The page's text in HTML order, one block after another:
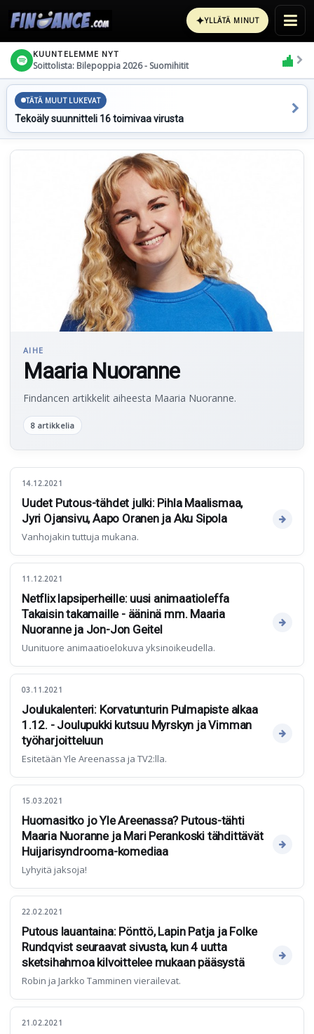
✦YLLÄTÄ MINUT
KUUNTELEMME NYT
Soittolista: Bilepoppia 2026 - Suomihitit
TÄTÄ MUUT LUKEVAT
Tekoäly suunnitteli 16 toimivaa virusta
AIHE
Maaria Nuoranne
Findancen artikkelit aiheesta Maaria Nuoranne.
8 artikkelia
14.12.2021
Uudet Putous-tähdet julki: Pihla Maalismaa,
Jyri Ojansivu, Aapo Oranen ja Aku Sipola
Vanhojakin tuttuja mukana.
11.12.2021
Netflix lapsiperheille: uusi animaatioleffa
Takaisin takamaille - ääninä mm. Maaria
Nuoranne ja Jon-Jon Geitel
Uunituore animaatioelokuva yksinoikeudella.
03.11.2021
Joulukalenteri: Korvatunturin Pulmapiste alkaa
1.12. - Joulupukki kutsuu Myrskyn ja Vimman
työharjoitteluun
Esitetään Yle Areenassa ja TV2:lla.
15.03.2021
Huomasitko jo Yle Areenassa? Putous-tähti
Maaria Nuoranne ja Mari Perankoski tähdittävät
Huijarisyndrooma-komediaa
Lyhyitä jaksoja!
22.02.2021
Putous lauantaina: Pönttö, Lapin Patja ja Folke
Rundqvist seuraavat sivusta, kun 4 uutta
sketsihahmoa kilvoittelee mukaan pääsystä
Robin ja Jarkko Tamminen vierailevat.
21.02.2021